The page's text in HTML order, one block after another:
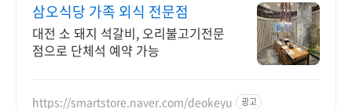
삼오식당 가족 외식 전문점
대전 소 돼지 석갈비, 오리불고기전문
점으로 단체석 예약 가능
https://smartstore.naver.com/deokeyu 광고